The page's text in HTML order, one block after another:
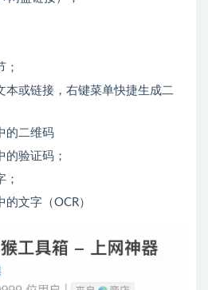
；
本或链接，右键菜单快捷生成二
的二维码
的验证码；
；
文字（OCR）